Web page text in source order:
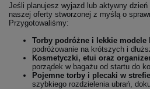
Jeśli planujesz wyjazd lub aktywny
naszej oferty stworzonej z myślą o
Przygotowaliśmy:
Torby podróżne i lekkie modele
podróżowanie na krótszych i
Kosmetyczki, etui oraz
porządek w bagażu od startu do
Pojemne torby i plecaki w
szybkiego rozdzielenia ubrań,